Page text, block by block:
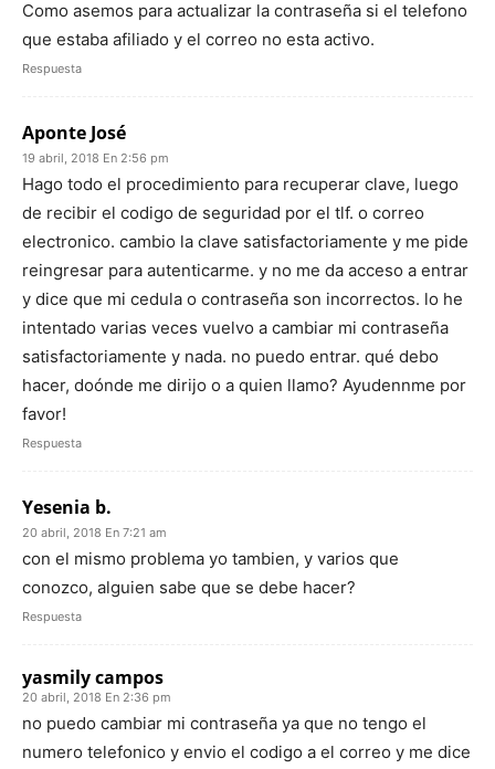
Como asemos para actualizar la contraseña si el telefono
que estaba afiliado y el correo no esta activo.
Respuesta
Aponte José
19 abril, 2018 En 2:56 pm
Hago todo el procedimiento para recuperar clave, luego
de recibir el codigo de seguridad por el tlf. o correo
electronico. cambio la clave satisfactoriamente y me pide
reingresar para autenticarme. y no me da acceso a entrar
y dice que mi cedula o contraseña son incorrectos. lo he
intentado varias veces vuelvo a cambiar mi contraseña
satisfactoriamente y nada. no puedo entrar. qué debo
hacer, doónde me dirijo o a quien llamo? Ayudennme por
favor!
Respuesta
Yesenia b.
20 abril, 2018 En 7:21 am
con el mismo problema yo tambien, y varios que
conozco, alguien sabe que se debe hacer?
Respuesta
yasmily campos
20 abril, 2018 En 2:36 pm
no puedo cambiar mi contraseña ya que no tengo el
numero telefonico y envio el codigo a el correo y me dice